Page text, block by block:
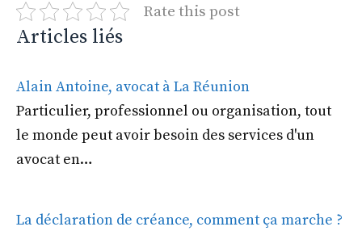
Rate this post
Articles liés
Alain Antoine, avocat à La Réunion
Particulier, professionnel ou organisation, tout
le monde peut avoir besoin des services d'un
avocat en…
La déclaration de créance, comment ça marche ?